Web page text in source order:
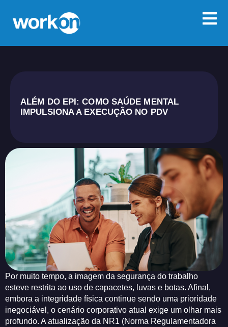
ALÉM DO EPI: COMO SAÚDE MENTAL
IMPULSIONA A EXECUÇÃO NO PDV
Por muito tempo, a imagem da segurança do trabalho
esteve restrita ao uso de capacetes, luvas e botas. Afinal,
embora a integridade física continue sendo uma prioridade
inegociável, o cenário corporativo atual exige um olhar mais
profundo. A atualização da NR1 (Norma Regulamentadora